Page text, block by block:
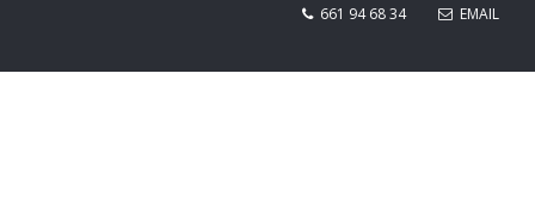
661 94 68 34
EMAIL